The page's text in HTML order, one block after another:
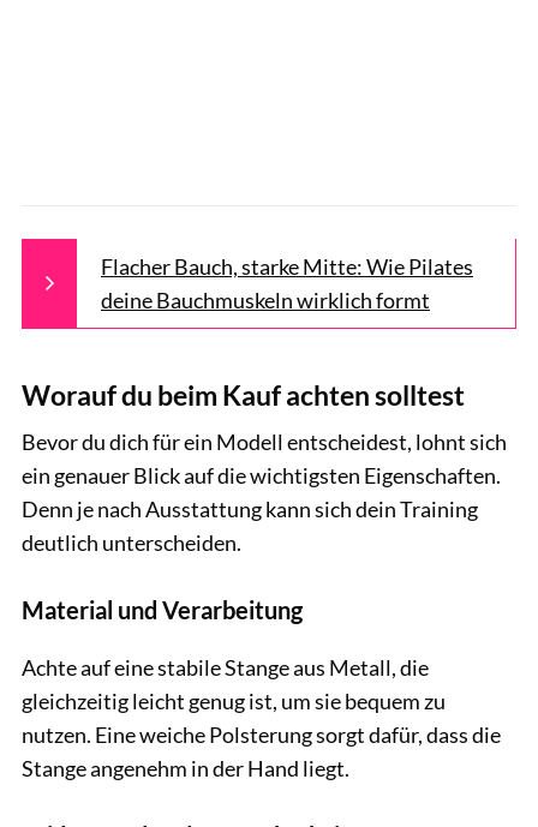
Flacher Bauch, starke Mitte: Wie Pilates
deine Bauchmuskeln wirklich formt
Worauf du beim Kauf achten solltest
Bevor du dich für ein Modell entscheidest, lohnt sich
ein genauer Blick auf die wichtigsten Eigenschaften.
Denn je nach Ausstattung kann sich dein Training
deutlich unterscheiden.
Material und Verarbeitung
Achte auf eine stabile Stange aus Metall, die
gleichzeitig leicht genug ist, um sie bequem zu
nutzen. Eine weiche Polsterung sorgt dafür, dass die
Stange angenehm in der Hand liegt.